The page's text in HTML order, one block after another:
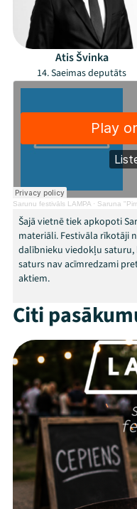
Mana
Viņi
Threads
Atis Švinka
14. Saeimas deputāts
Sarunu festivāls LAMPA · Saruna "Pirmo
Šajā vietnē tiek apkopoti
materiāli. Festivāla rīkotāji
dalībnieku viedokļu
saturs nav acīmredzami
aktiem.
Citi